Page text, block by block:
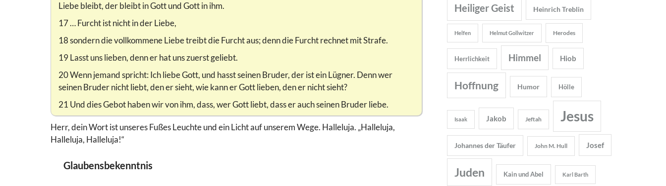
Liebe bleibt, der bleibt in Gott und Gott in ihm.
17 … Furcht ist nicht in der Liebe,
18 sondern die vollkommene Liebe treibt die Furcht aus; denn die Furcht rechnet mit Strafe.
19 Lasst uns lieben, denn er hat uns zuerst geliebt.
20 Wenn jemand spricht: Ich liebe Gott, und hasst seinen Bruder, der ist ein Lügner. Denn wer
seinen Bruder nicht liebt, den er sieht, wie kann er Gott lieben, den er nicht sieht?
21 Und dies Gebot haben wir von ihm, dass, wer Gott liebt, dass er auch seinen Bruder liebe.
Herr, dein Wort ist unseres Fußes Leuchte und ein Licht auf unserem Wege. Halleluja. „Halleluja,
Halleluja, Halleluja!“
Glaubensbekenntnis
Heiliger Geist Heinrich Treblin
Helfen Helmut Gollwitzer Herodes
Herrlichkeit Himmel Hiob
Hoffnung Humor Hölle
Isaak Jakob Jeftah Jesus
Johannes der Täufer John M. Hull Josef
Juden Kain und Abel Karl Barth